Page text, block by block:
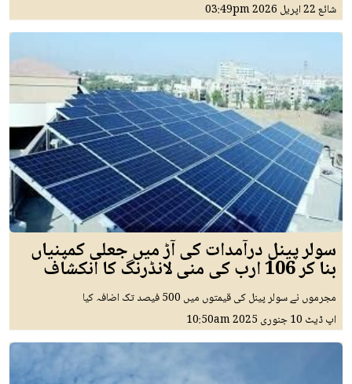
شائع22 اپريل 2026 03:49pm
سولر پینل درآمدات کی آڑ میں جعلی کمپنیاں
بنا کر 106 ارب کی منی لانڈرنگ کا انکشاف
مجرموں نے سولر پینل کی قیمتوں میں 500 فیصد تک اضافہ کیا
اپ ڈیٹ 10 جنوری 2025 10:50am